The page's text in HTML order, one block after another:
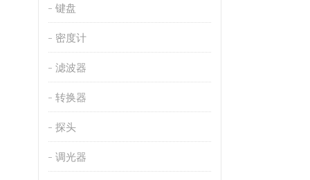
键盘
密度计
滤波器
转换器
探头
调光器